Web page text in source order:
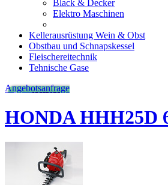
Black & Decker
Elektro Maschinen
Kellerausrüstung Wein & Obst
Obstbau und Schnapskessel
Fleischereitechnik
Tehnische Gase
Angebotsanfrage
HONDA HHH25D